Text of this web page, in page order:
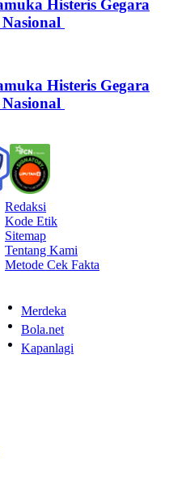
Histeris Gegara
Histeris Gegara
Redaksi
Kode Etik
Sitemap
Tentang Kami
Metode Cek Fakta
Merdeka
Bola.net
Kapanlagi